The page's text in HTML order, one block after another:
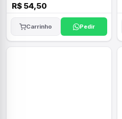
R$ 54,50
Carrinho Pedir